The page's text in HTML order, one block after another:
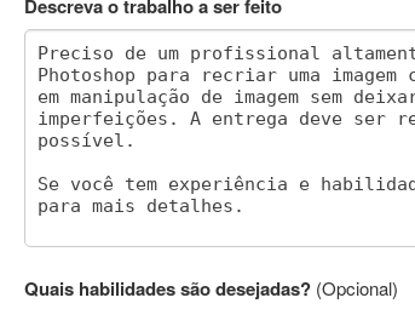
Descreva o trabalho a ser feito
Quais habilidades são desejadas? (Opcional)